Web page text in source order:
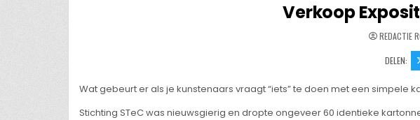
Verkoop
REDACTIE
DELEN:
Wat gebeurt er als je kunstenaars vraagt “iets” te doen met een simpele
Stichting STeC was nieuwsgierig en dropte ongeveer 60 identieke